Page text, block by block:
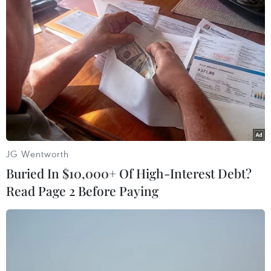
đồng Nghị viện Tổ chức An ninh và Hợp tác châu Âu
(OSCE) tại thủ đô Vienne của Áo.
JG Wentworth
Buried In $10,000+ Of High-Interest Debt?
Read Page 2 Before Paying